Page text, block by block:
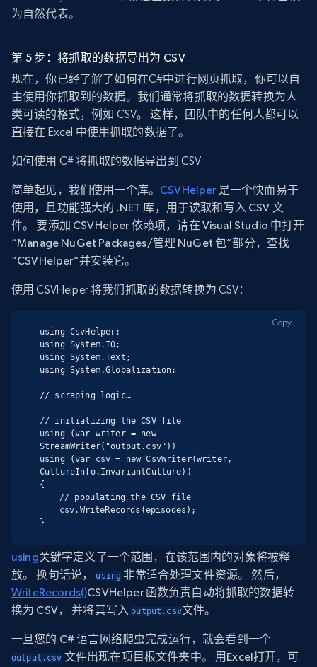
为自然代表。
第 5 步：将抓取的数据导出为 CSV
现在，你已经了解了如何在C#中进行网页抓取，你可以自
由使用你抓取到的数据。我们通常将抓取的数据转换为人
类可读的格式，例如 CSV。 这样，团队中的任何人都可以
直接在 Excel 中使用抓取的数据了。
如何使用 C# 将抓取的数据导出到 CSV
简单起见，我们使用一个库。 CSVHelper是一个快而易于
使用，且功能强大的 .NET 库，用于读取和写入 CSV 文
件。 要添加 CSVHelper 依赖项，请在 Visual Studio 中打开
“Manage NuGet Packages/管理 NuGet 包”部分，查找
“CSVHelper”并安装它。
使用 CSVHelper 将我们抓取的数据转换为 CSV：
using CsvHelper;
using System.IO;
using System.Text;
using System.Globalization;
// scraping logic…
// initializing the CSV file
using (var writer = new
StreamWriter("output.csv"))
using (var csv = new CsvWriter(writer,
CultureInfo.InvariantCulture))
{
}
Copy
using关键字定义了一个范围，在该范围内的对象将被释
放。 换句话说，
using 非常适合处理文件资源。 然后，
WriteRecords()CSVHelper 函数负责自动将抓取的数据转
换为 CSV， 并将其写入output.csv文件。
一旦您的 C# 语言网络爬虫完成运行，就会看到一个
output.csv 文件出现在项目根文件夹中。 用Excel打开，可